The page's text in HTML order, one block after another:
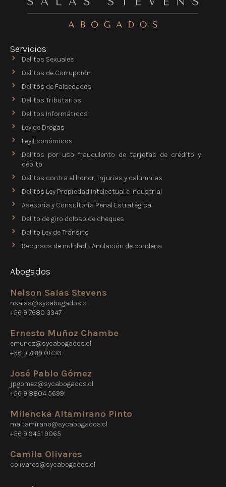
Servicios
Delitos Sexuales
Delitos de Corrupción
Delitos de Falsedades
Delitos Tributarios
Delitos Informáticos
Ley de Drogas
Ley Económicos
Delitos por uso fraudulento de tarjetas de crédito y
débito
Delitos contra el honor, injurias y calumnias
Delitos Ley Propiedad Intelectual e Industrial
Asesoría y Consultoría Penal Estratégica
Delito de giro doloso de cheques
Delito Ley de Tránsito
Recursos de nulidad - Anulación de condena
Abogados
Nelson Salas Stevens
nsalas@sycabogados.cl
+56 9 7680 3347
Ernesto Muñoz Chambe
emunoz@sycabogados.cl
+56 9 7819 0830
José Pablo Gómez
jpgomez@sycabogados.cl
+56 9 8804 5699
Milencka Altamirano Pinto
maltamirano@sycabogados.cl
+56 9 9451 9065
Camila Olivares
colivares@sycabogados.cl